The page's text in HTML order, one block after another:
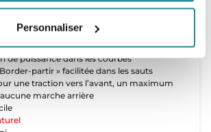
Personnaliser
renforcé par unequadruple trame
le plus rigide et résistant du
sur un petit axe avec un minimum
de puissance dans les courbes
partir » facilitée dans les sauts
une traction vers l’avant, un maximum
marche arrière